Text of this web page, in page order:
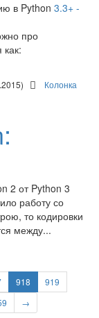
в Python 3.3+ -
про
Колонка
2 от Python 3
работу со
то кодировки
между...
918
919
→